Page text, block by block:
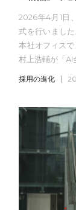
2026年4月1日
式を行いまし
本社オフィス
村上浩輔が「AI
採用の進化